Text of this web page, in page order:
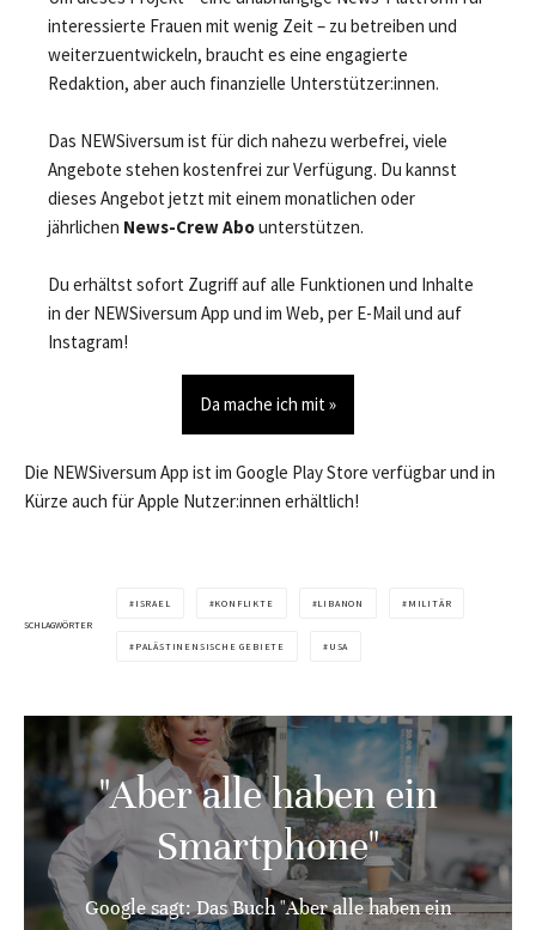
interessierte Frauen mit wenig Zeit – zu betreiben und
weiterzuentwickeln, braucht es eine engagierte
Redaktion, aber auch finanzielle Unterstützer:innen.
Das NEWSiversum ist für dich nahezu werbefrei, viele
Angebote stehen kostenfrei zur Verfügung. Du kannst
dieses Angebot jetzt mit einem monatlichen oder
jährlichen News-Crew Abounterstützen.
Du erhältst sofort Zugriff auf alle Funktionen und Inhalte
in der NEWSiversum App und im Web, per E-Mail und auf
Instagram!
Da mache ich mit »
Die NEWSiversum App ist im Google Play Store verfügbar und in
Kürze auch für Apple Nutzer:innen erhältlich!
SCHLAGWÖRTER
ISRAEL KONFLIKTE LIBANON MILITÄR
PALÄSTINENSISCHE GEBIETE USA
"Aber alle haben ein
Smartphone"
Google sagt: Das Buch "Aber alle haben ein